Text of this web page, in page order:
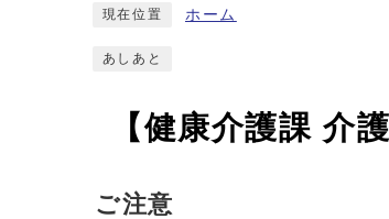
現在位置 ホーム
あしあと
【健康介護課 介
ご注意